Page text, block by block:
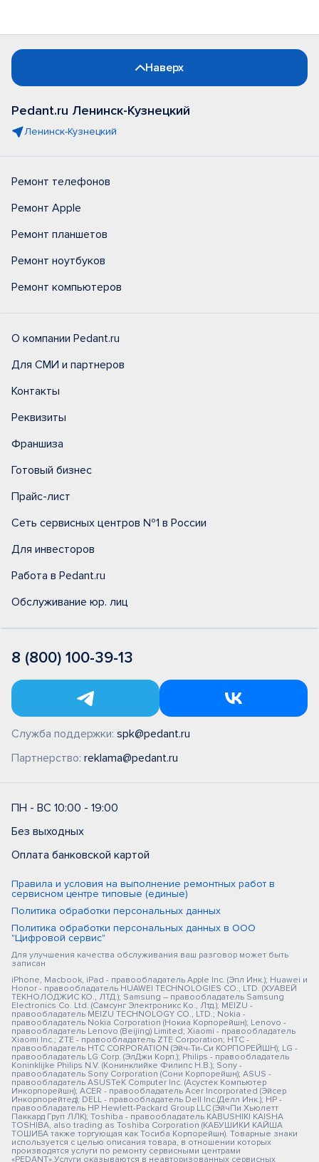
Наверх
Pedant.ru Ленинск-Кузнецкий
Ленинск-Кузнецкий
Ремонт телефонов
Ремонт Apple
Ремонт планшетов
Ремонт ноутбуков
Ремонт компьютеров
О компании Pedant.ru
Для СМИ и партнеров
Контакты
Реквизиты
Франшиза
Готовый бизнес
Прайс-лист
Сеть сервисных центров №1 в России
Для инвесторов
Работа в Pedant.ru
Обслуживание юр. лиц
8 (800) 100-39-13
Служба поддержки: spk@pedant.ru
Партнерство: reklama@pedant.ru
ПН - ВС 10:00 - 19:00
Без выходных
Оплата банковской картой
Правила и условия на выполнение ремонтных работ в
сервисном центре типовые (единые)
Политика обработки персональных данных
Политика обработки персональных данных в ООО
"Цифровой сервис"
Для улучшения качества обслуживания ваш разговор может быть
записан
iPhone, Macbook, iPad - правообладатель Apple Inc. (Эпл Инк.); Huawei и
Honor - правообладатель HUAWEI TECHNOLOGIES CO., LTD. (ХУАВЕЙ
ТЕКНОЛОДЖИС КО., ЛТД.); Samsung – правообладатель Samsung
Electronics Co. Ltd. (Самсунг Электроникс Ко., Лтд.); MEIZU -
правообладатель MEIZU TECHNOLOGY CO., LTD.; Nokia -
правообладатель Nokia Corporation (Нокиа Корпорейшн); Lenovo -
правообладатель Lenovo (Beijing) Limited; Xiaomi - правообладатель
Xiaomi Inc.; ZTE - правообладатель ZTE Corporation; HTC -
правообладатель HTC CORPORATION (Эйч-Ти-Си КОРПОРЕЙШН); LG -
правообладатель LG Corp. (ЭлДжи Корп.); Philips - правообладатель
Koninklijke Philips N.V. (Конинклийке Филипс Н.В.); Sony -
правообладатель Sony Corporation (Сони Корпорейшн); ASUS -
правообладатель ASUSTeK Computer Inc. (Асустек Компьютер
Инкорпорейшн); ACER - правообладатель Acer Incorporated (Эйсер
Инкорпорейтед); DELL - правообладатель Dell Inc.(Делл Инк.); HP -
правообладатель HP Hewlett-Packard Group LLC (ЭйчПи Хьюлетт
Паккард Груп ЛЛК); Toshiba - правообладатель KABUSHIKI KAISHA
TOSHIBA, also trading as Toshiba Corporation (КАБУШИКИ КАЙША
ТОШИБА также торгующая как Тосиба Корпорейшн). Товарные знаки
используется с целью описания товара, в отношении которых
производятся услуги по ремонту сервисными центрами
«PEDANT».Услуги оказываются в неавторизованных сервисных